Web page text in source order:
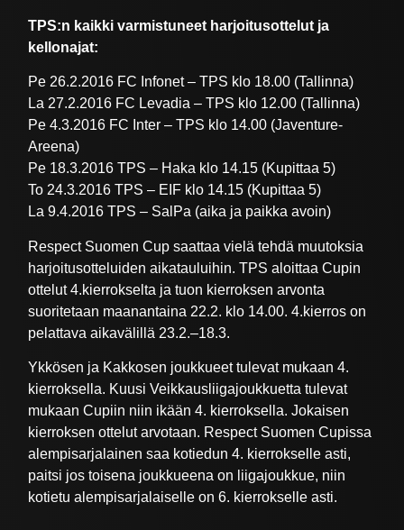
TPS:n kaikki varmistuneet harjoitusottelut ja
kellonajat:
Pe 26.2.2016 FC Infonet – TPS klo 18.00 (Tallinna)
La 27.2.2016 FC Levadia – TPS klo 12.00 (Tallinna)
Pe 4.3.2016 FC Inter – TPS klo 14.00 (Javenture-
Areena)
Pe 18.3.2016 TPS – Haka klo 14.15 (Kupittaa 5)
To 24.3.2016 TPS – EIF klo 14.15 (Kupittaa 5)
La 9.4.2016 TPS – SalPa (aika ja paikka avoin)
Respect Suomen Cup saattaa vielä tehdä muutoksia
harjoitusotteluiden aikatauluihin. TPS aloittaa Cupin
ottelut 4.kierrokselta ja tuon kierroksen arvonta
suoritetaan maanantaina 22.2. klo 14.00. 4.kierros on
pelattava aikavälillä 23.2.–18.3.
Ykkösen ja Kakkosen joukkueet tulevat mukaan 4.
kierroksella. Kuusi Veikkausliigajoukkuetta tulevat
mukaan Cupiin niin ikään 4. kierroksella. Jokaisen
kierroksen ottelut arvotaan. Respect Suomen Cupissa
alempisarjalainen saa kotiedun 4. kierrokselle asti,
paitsi jos toisena joukkueena on liigajoukkue, niin
kotietu alempisarjalaiselle on 6. kierrokselle asti.